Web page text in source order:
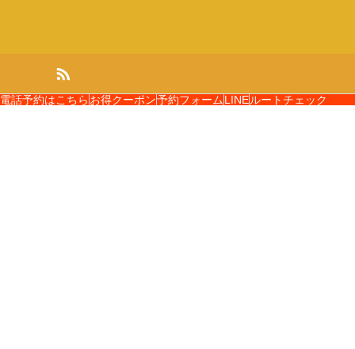
電話予約はこちら お得クーポン予約フォームLINEルートチェック